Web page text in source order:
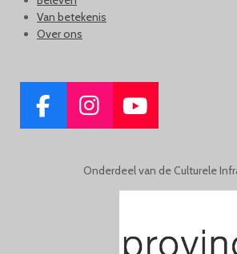
Van betekenis
Over ons
F
A
I
N
T
Y
O
T
U
E
Onderdeel van de Culturele